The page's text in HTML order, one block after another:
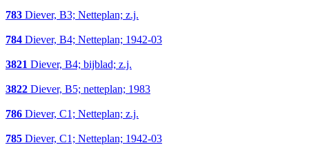
783 Diever, B3; Netteplan; z.j.
784 Diever, B4; Netteplan; 1942-03
3821 Diever, B4; bijblad; z.j.
3822 Diever, B5; netteplan; 1983
786 Diever, C1; Netteplan; z.j.
785 Diever, C1; Netteplan; 1942-03